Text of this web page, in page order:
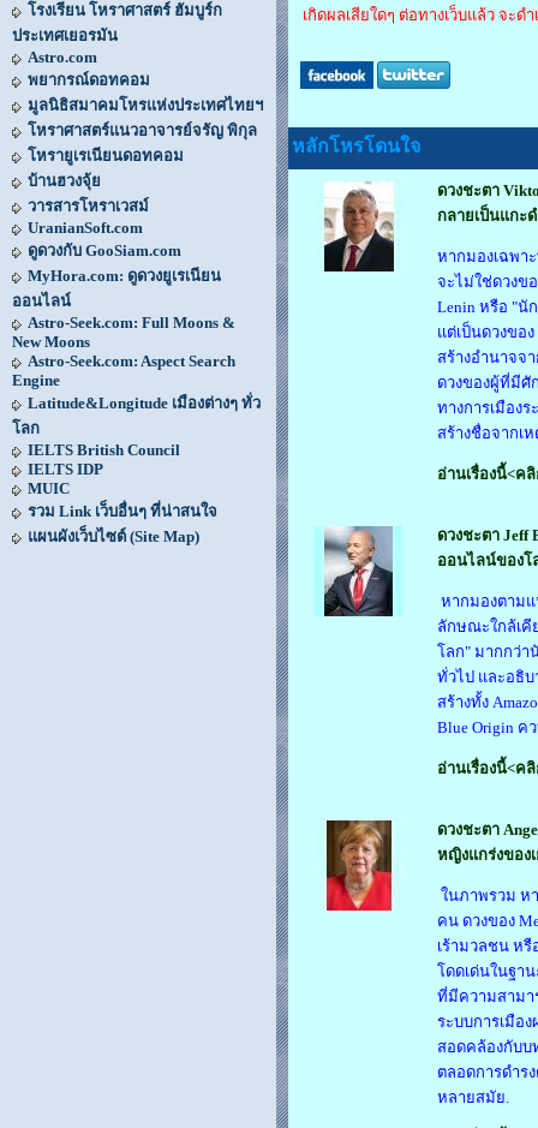
โรงเรียน โหราศาสตร์ ฮัมบูร์ก
ประเทศเยอรมัน
Astro.com
พยากรณ์ดอทคอม
มูลนิธิสมาคมโหรแห่งประเทศไทยฯ
โหราศาสตร์แนวอาจารย์จรัญ พิกุล
โหรายูเรเนียนดอทคอม
บ้านฮวงจุ้ย
วารสารโหราเวสม์
UranianSoft.com
ดูดวงกับ GooSiam.com
MyHora.com: ดูดวงยูเรเนียน
ออนไลน์
Astro-Seek.com: Full Moons &
New Moons
Astro-Seek.com: Aspect Search
Engine
Latitude&Longitude เมืองต่างๆ ทั่ว
โลก
IELTS British Council
IELTS IDP
MUIC
รวม Link เว็บอื่นๆ ที่น่าสนใจ
แผนผังเว็บไซต์ (Site Map)
เกิดผลเสียใดๆ ต่อทางเว็บแล้ว จะ
หลักโหรโดนใจ
ดวงชะตา
กลายเป็นแกะ
หากมองเฉพา
จะไม่ใช่ดวงข
Lenin หรือ "นั
แต่เป็นดวงขอ
สร้างอำนาจจ
ดวงของผู้ที่มีศั
ทางการเมือง
สร้างชื่อจากเ
อ่านเรื่องนี้<คลิ
ดวงชะตา Jeff
ออนไลน์ของโ
หากมองตามแ
ลักษณะใกล้เคี
โลก" มากกว่า
ทั่วไป และอธิบ
สร้างทั้ง
Blue Origin ค
อ่านเรื่องนี้<คลิ
ดวงชะตา
หญิงแกร่งของ
ในภาพรวม ห
คน ดวงของ
เร้ามวลชน ห
โดดเด่นในฐาน
ที่มีความสามา
ระบบการเมือ
สอดคล้องกับบ
ตลอดการดำร
หลายสมัย.